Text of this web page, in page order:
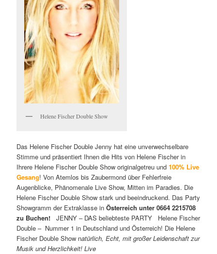
Helene Fischer Double Show
Das Helene Fischer Double Jenny hat eine unverwechselbare
Stimme und präsentiert Ihnen die Hits von Helene Fischer in
Ihrere Helene Fischer Double Show originalgetreu und 100% Live
Gesang! Von Atemlos bis Zaubermond über Fehlerfreie
Augenblicke, Phänomenale Live Show, Mitten im Paradies. Die
Helene Fischer Double Show stark und beeindruckend. Das Party
Showgramm der Extraklasse in Österreich unter 0664 2215708
zu Buchen! JENNY – DAS beliebteste PARTY Helene Fischer
Double – Nummer 1 in Deutschland und Österreich! Die Helene
Fischer Double Show natürlich, Echt, mit großer Leidenschaft zur
Musik und Herzlichkeit! Live